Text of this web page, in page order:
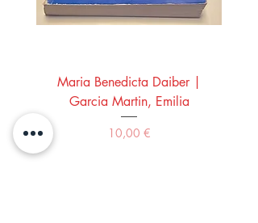
Maria Benedicta Daiber |
Garcia Martin, Emilia
Precio
10,00 €